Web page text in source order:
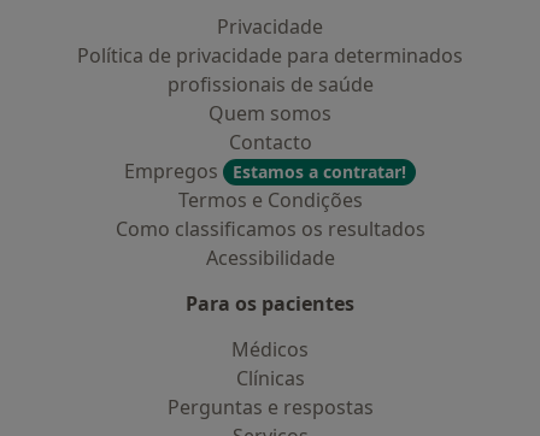
Privacidade
Política de privacidade para determinados
profissionais de saúde
Quem somos
Contacto
Empregos
Estamos a contratar!
Termos e Condições
Como classificamos os resultados
Acessibilidade
Para os pacientes
Médicos
Clínicas
Perguntas e respostas